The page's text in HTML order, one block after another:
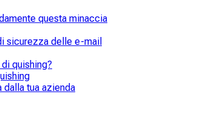
questa minaccia
sicurezza delle e-mail
quishing?
dalla tua azienda